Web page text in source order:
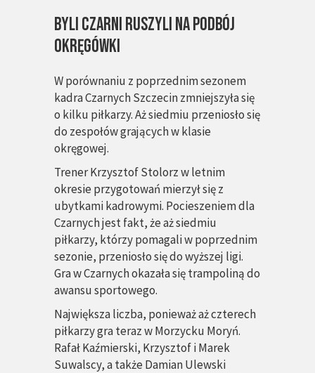
W porównaniu z poprzednim sezonem
kadra Czarnych Szczecin zmniejszyła się
o kilku piłkarzy. Aż siedmiu przeniosło się
do zespołów grających w klasie
okręgowej.
Trener Krzysztof Stolorz w letnim
okresie przygotowań mierzył się z
ubytkami kadrowymi. Pocieszeniem dla
Czarnych jest fakt, że aż siedmiu
piłkarzy, którzy pomagali w poprzednim
sezonie, przeniosło się do wyższej ligi.
Gra w Czarnych okazała się trampoliną do
awansu sportowego.
Największa liczba, ponieważ aż czterech
piłkarzy gra teraz w Morzycku Moryń.
Rafał Kaźmierski, Krzysztof i Marek
Suwalscy, a także Damian Ulewski
BYLI CZARNI RUSZYLI NA PODBÓJ
OKRĘGÓWKI